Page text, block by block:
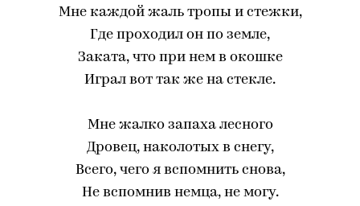
Мне каждой жаль тропы и стежки,
Где проходил он по земле,
Заката, что при нем в окошке
Играл вот так же на стекле.
Мне жалко запаха лесного
Дровец, наколотых в снегу,
Всего, чего я вспомнить снова,
Не вспомнив немца, не могу.